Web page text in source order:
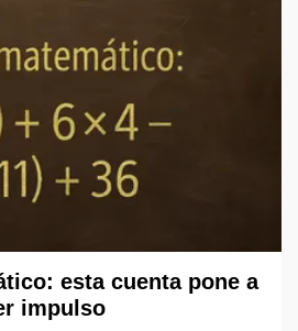
esta cuenta pone a
impulso